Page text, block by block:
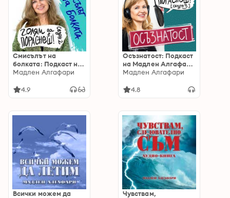
Смисълът на
болката: Подкаст на
Мадлен Алгафари
Мадлен Алгафари
4.9
Осъзнатост: Подкаст
на Мадлен Алгафари
S03E02
Мадлен Алгафари
4.8
Всички можем да
Чувствам,